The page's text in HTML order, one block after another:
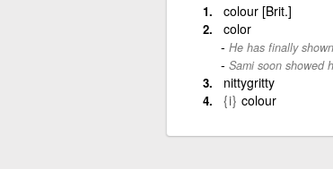
colour [Brit.]
color
He has finally
Sami soon showed
nittygritty
{i} colour